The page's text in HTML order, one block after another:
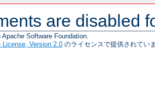
are disabled
Software Foundation.
License, Version 2.0 のライセンスで提供されてい